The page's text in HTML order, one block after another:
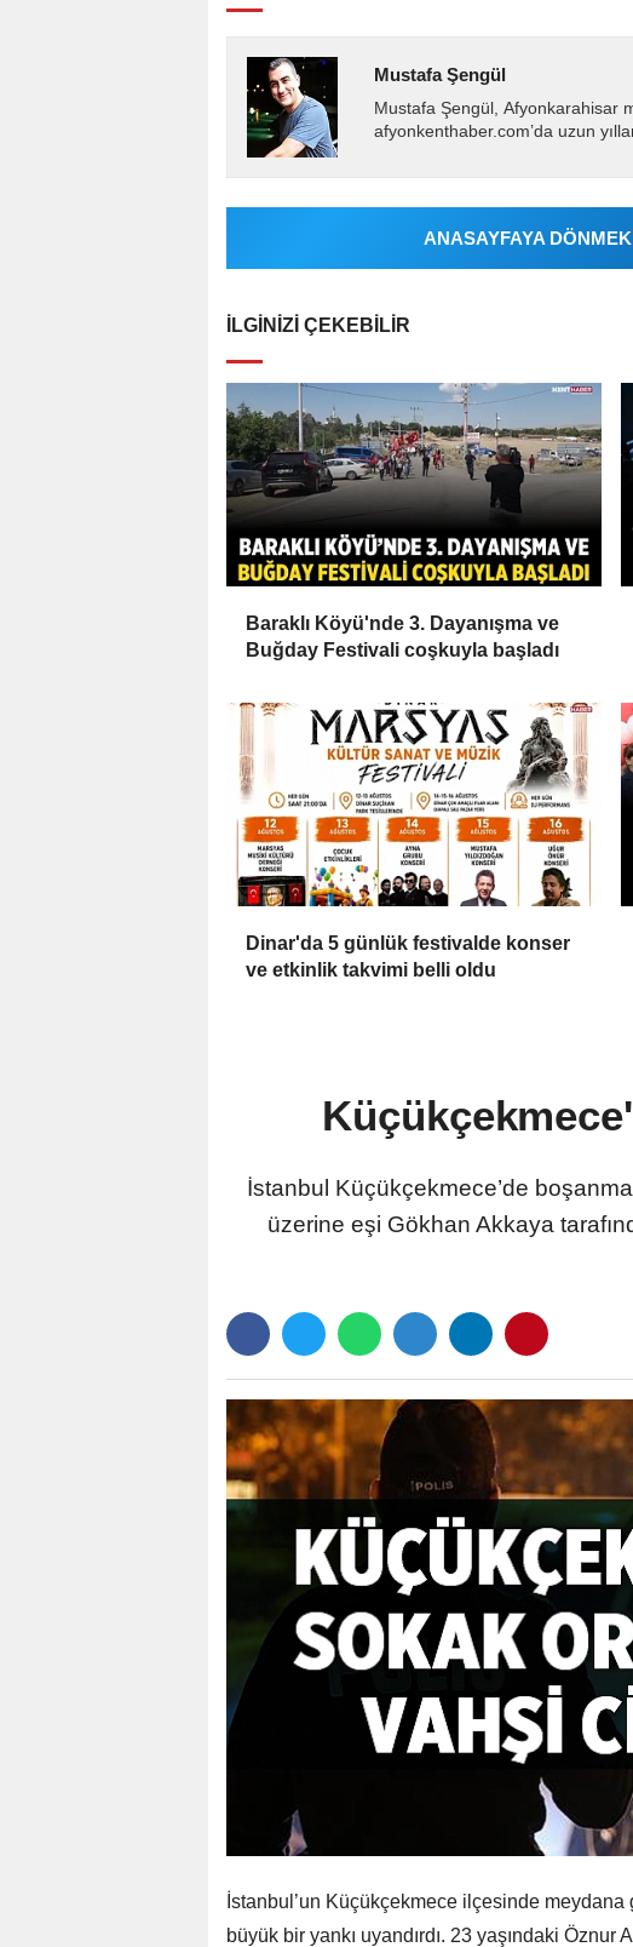
Mustafa Şengül
Mustafa Şengül, Afyonkarahisar
afyonkenthaber.com’da uzun
ANASAYFAYA
İLGINIZI ÇEKEBILIR
Baraklı Köyü'nde 3. Dayanışma ve
Buğday Festivali coşkuyla başladı
Dinar'da 5 günlük festivalde konser
ve etkinlik takvimi belli oldu
İstanbul Küçükçekmece’de
üzerine eşi Gökhan Akkaya
İstanbul’un Küçükçekmece ilçesinde
büyük bir yankı uyandırdı. 23 yaşındaki